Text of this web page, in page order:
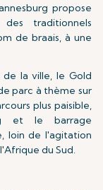
propose
traditionnels
de braais, à une
de la ville, le Gold
parc à thème sur
plus paisible,
et le barrage
loin de l'agitation
du Sud.